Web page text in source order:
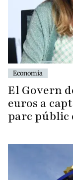
Economia
El Govern
euros a
parc públic